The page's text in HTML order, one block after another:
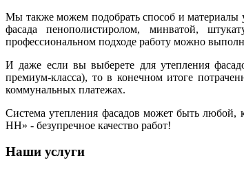
Мы также можем подобрать способ и материалы
фасада пенополистиролом, минватой,
профессиональном подходе работу можно
И даже если вы выберете для утепления
премиум-класса), то в конечном итоге
коммунальных платежах.
Система утепления фасадов может быть любой,
НН» - безупречное качество работ!
Наши услуги